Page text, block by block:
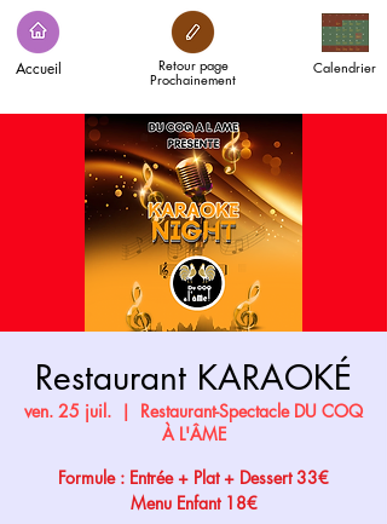
Accueil Calendrier
Retour page
Prochainement
Restaurant KARAOKÉ
ven. 25 juil.
  |
Restaurant-Spectacle DU COQ
À L'ÂME
Formule : Entrée + Plat + Dessert 33€
Menu Enfant 18€